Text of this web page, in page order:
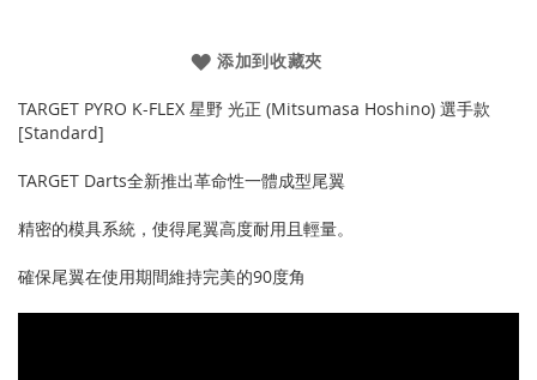
添加到收藏夾
TARGET PYRO K-FLEX 星野 光正 (Mitsumasa Hoshino) 選手款
[Standard]
TARGET Darts全新推出革命性一體成型尾翼
精密的模具系統，使得尾翼高度耐用且輕量。
確保尾翼在使用期間維持完美的90度角